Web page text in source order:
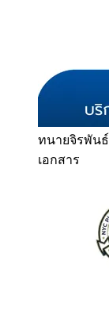
ทนายจิรพันธ์
เอกสาร